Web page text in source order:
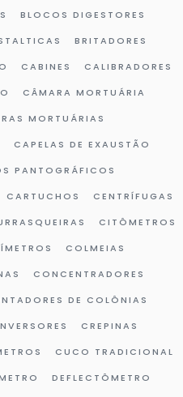
BLOCOS DIGESTORES
BRITADORES
CABINES CALIBRADORES
CÂMARA MORTUÁRIA
MORTUÁRIAS
CAPELAS DE EXAUSTÃO
PANTOGRÁFICOS
CARTUCHOS CENTRÍFUGAS
CITÔMETROS
COLMEIAS
CONCENTRADORES
DE COLÔNIAS
CREPINAS
CUCO TRADICIONAL
DEFLECTÔMETRO